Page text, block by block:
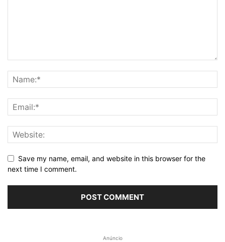
Save my name, email, and website in this browser for the
next time I comment.
Anúncio